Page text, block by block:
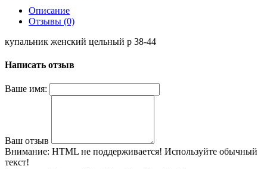
Описание
Отзывы (0)
купальник женский цельный p 38-44
Написать отзыв
Ваше имя:
Ваш отзыв
Внимание: HTML не поддерживается! Используйте обычный
текст!